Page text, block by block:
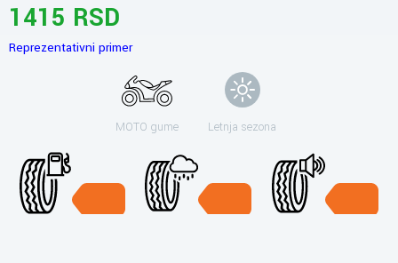
1415 RSD
Reprezentativni primer
MOTO gume Letnja sezona